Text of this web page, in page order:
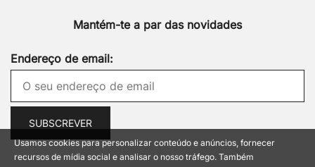
Mantém-te a par das novidades
Endereço de email:
Usamos cookies para personalizar conteúdo e anúncios, fornecer
recursos de mídia social e analisar o nosso tráfego. Também